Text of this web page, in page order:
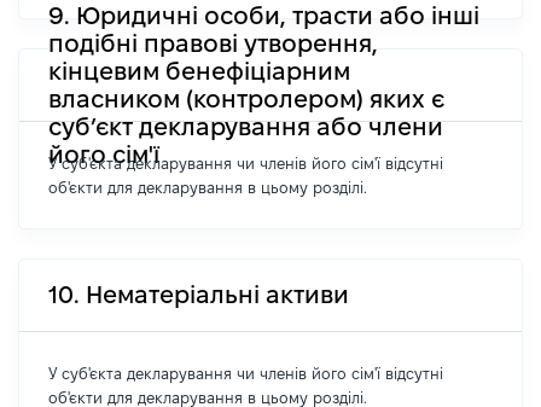
9. Юридичні особи, трасти або інші
подібні правові утворення,
кінцевим бенефіціарним
власником (контролером) яких є
суб’єкт декларування або члени
його сім'ї
У суб'єкта декларування чи членів його сім'ї відсутні
об'єкти для декларування в цьому розділі.
10. Нематеріальні активи
У суб'єкта декларування чи членів його сім'ї відсутні
об'єкти для декларування в цьому розділі.